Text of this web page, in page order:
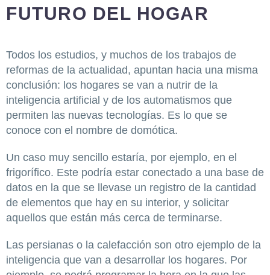
FUTURO DEL HOGAR
Todos los estudios, y muchos de los trabajos de
reformas de la actualidad, apuntan hacia una misma
conclusión: los hogares se van a nutrir de la
inteligencia artificial y de los automatismos que
permiten las nuevas tecnologías. Es lo que se
conoce con el nombre de domótica.
Un caso muy sencillo estaría, por ejemplo, en el
frigorífico. Este podría estar conectado a una base de
datos en la que se llevase un registro de la cantidad
de elementos que hay en su interior, y solicitar
aquellos que están más cerca de terminarse.
Las persianas o la calefacción son otro ejemplo de la
inteligencia que van a desarrollar los hogares. Por